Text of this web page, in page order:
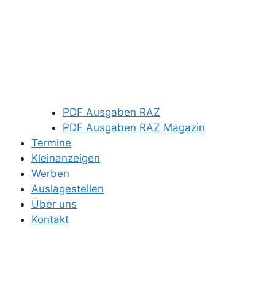
PDF Ausgaben RAZ
PDF Ausgaben RAZ Magazin
Termine
Kleinanzeigen
Werben
Auslagestellen
Über uns
Kontakt